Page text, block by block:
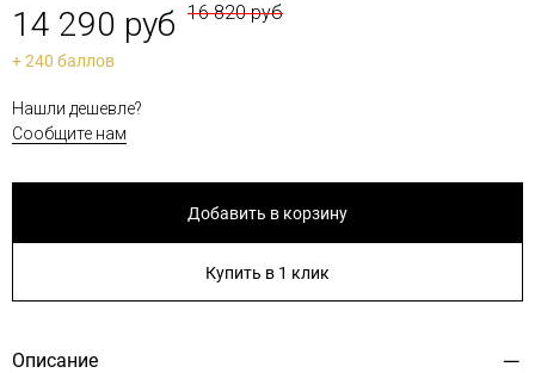
14 290 руб 16 820 руб
+ 240 баллов
Нашли дешевле?
Сообщите нам
Добавить в корзину
Купить в 1 клик
Описание